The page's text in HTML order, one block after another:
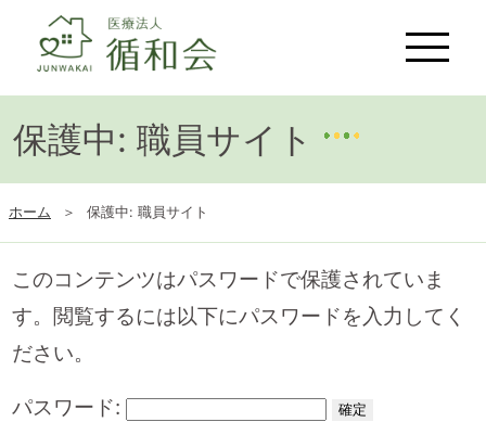
保護中: 職員サイト
ホーム 保護中: 職員サイト
このコンテンツはパスワードで保護されていま
す。閲覧するには以下にパスワードを入力してく
ださい。
パスワード: